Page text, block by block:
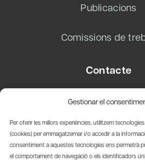
Gestionar el
Per oferir les millors experiències, utilitzem
(cookies) per emmagatzemar i/o accedir a la
consentiment a aquestes tecnologies ens permetrà
el comportament de navegació o els identificadors
Publicacions
Comissions de
Contacte
08003 Barcelona
Suscripció